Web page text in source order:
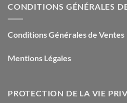
CONDITIONS GÉNÉRALES
Conditions Générales de Ventes
Mentions Légales
PROTECTION DE LA VIE